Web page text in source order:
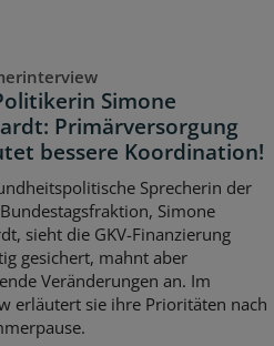
Simone
Primärversorgung
bessere Koordination!
Sprecherin der
Simone
sieht die GKV-Finanzierung
gesichert, mahnt aber
Veränderungen an. Im
erläutert sie ihre Prioritäten nach